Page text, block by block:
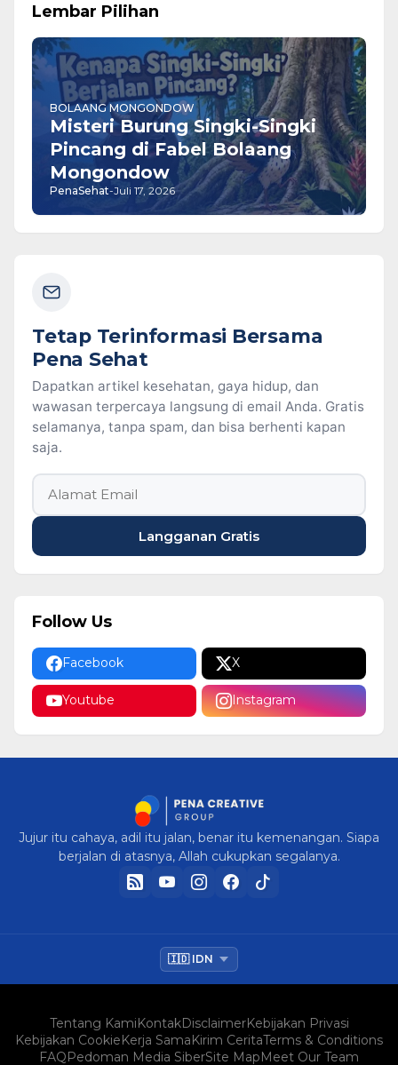
Lembar Pilihan
BOLAANG MONGONDOW
​Misteri Burung Singki-Singki
Pincang di Fabel Bolaang
Mongondow
PenaSehat-Juli 17, 2026
Tetap Terinformasi Bersama
Pena Sehat
Dapatkan artikel kesehatan, gaya hidup, dan
wawasan terpercaya langsung di email Anda. Gratis
selamanya, tanpa spam, dan bisa berhenti kapan
saja.
Alamat email
Langganan Gratis
Follow Us
Facebook X
Youtube Instagram
Jujur itu cahaya, adil itu jalan, benar itu kemenangan. Siapa
berjalan di atasnya, Allah cukupkan segalanya.
Tentang KamiKontakDisclaimerKebijakan Privasi
Kebijakan CookieKerja SamaKirim CeritaTerms & Conditions
FAQPedoman Media SiberSite MapMeet Our Team